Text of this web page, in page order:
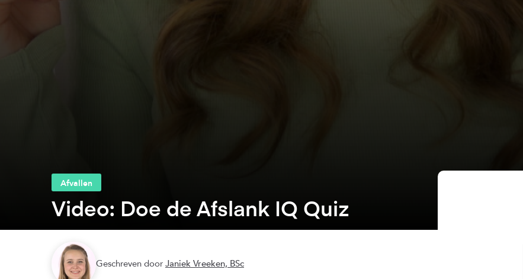
Afvallen
Video: Doe de Afslank IQ Quiz
Geschreven door Janiek Vreeken, BSc